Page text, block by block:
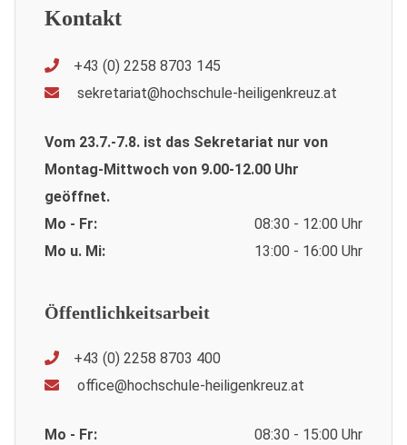
Kontakt
+43 (0) 2258 8703 145
sekretariat@hochschule-heiligenkreuz.at
Vom 23.7.-7.8. ist das Sekretariat nur von
Montag-Mittwoch von 9.00-12.00 Uhr
geöffnet.
Mo - Fr:
08:30 - 12:00 Uhr
Mo u. Mi:
13:00 - 16:00 Uhr
Öffentlichkeitsarbeit
+43 (0) 2258 8703 400
office@hochschule-heiligenkreuz.at
Mo - Fr: 08:30 - 15:00 Uhr